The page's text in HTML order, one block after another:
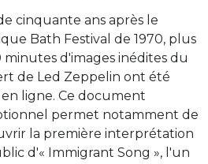
cinquante ans après le
Bath Festival de 1970, plus
minutes d'images inédites du
de Led Zeppelin ont été
en ligne. Ce document
permet notamment de
la première interprétation
d'« Immigrant Song », l'un